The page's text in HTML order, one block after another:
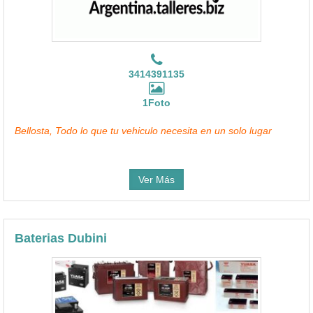
3414391135
1Foto
Bellosta, Todo lo que tu vehiculo necesita en un solo lugar
Ver Más
Baterias Dubini